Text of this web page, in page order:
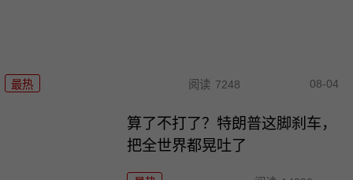
最热 阅读 7248 08-04
算了不打了？特朗普这脚刹车，
把全世界都晃吐了